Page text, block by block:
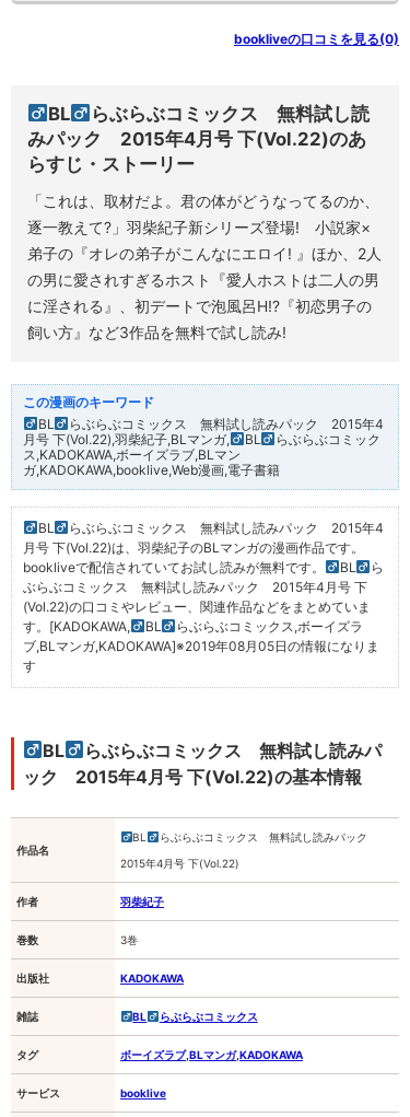
ス
ク
2015
下
(Vol.22)
の
口
コ
ミ
や
ビ
ュ
ー、
関
連
作
品
な
ど
を
ま
す。
ぶ
ら
ぶ
ミ
ッ
ク
ス,
ボ
ー
ズ
ラ
ブ,BL
マ
bookliveの口コミを見る(0)
BL
らぶらぶコミックス 無料試し読
みパック 2015年4月号 下(Vol.22)のあ
らすじ・ストーリー
「これは、取材だよ。君の体がどうなってるのか、
逐一教えて?」羽柴紀子新シリーズ登場! 小説家×
弟子の『オレの弟子がこんなにエロイ! 』ほか、2人
の男に愛されすぎるホスト『愛人ホストは二人の男
に淫される』、初デートで泡風呂H!?『初恋男子の
飼い方』など3作品を無料で試し読み!
BL
らぶらぶコミックス 無料試し読みパック 2015年4
月号 下(Vol.22),羽柴紀子,BLマンガ,
BL
らぶらぶコミック
ス,KADOKAWA,ボーイズラブ,BLマン
ガ,KADOKAWA,booklive,Web漫画,電子書籍
BL
らぶらぶコミックス 無料試し読みパック 2015年4
月号 下(Vol.22)は、羽柴紀子のBLマンガの漫画作品です。
bookliveで配信されていてお試し読みが無料です。
BL
ら
ぶらぶコミックス 無料試し読みパック 2015年4月号 下
(Vol.22)の口コミやレビュー、関連作品などをまとめていま
す。[KADOKAWA,
BL
らぶらぶコミックス,ボーイズラ
ブ,BLマンガ,KADOKAWA]※2019年08月05日の情報になりま
す
BL
らぶらぶコミックス 無料試し読みパ
ック 2015年4月号 下(Vol.22)の基本情報
作品名
BL
らぶらぶコミックス 無料試し読みパック
2015年4月号 下(Vol.22)
作者 羽柴紀子
巻数 3巻
出版社 KADOKAWA
雑誌 BL らぶらぶコミックス
タグ ボーイズラブ,BLマンガ,KADOKAWA
サービス booklive